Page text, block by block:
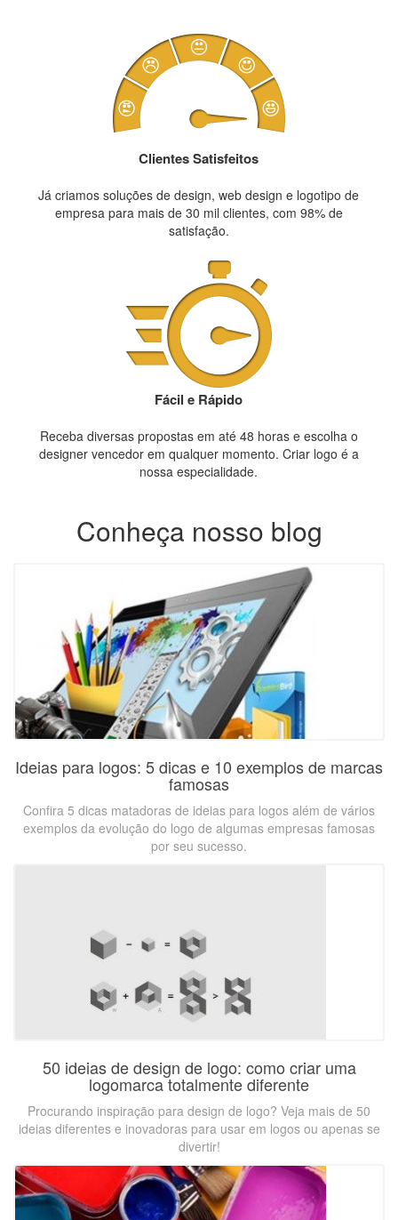
Clientes Satisfeitos
Já criamos soluções de design, web design e logotipo de
empresa para mais de 30 mil clientes, com 98% de
satisfação.
Fácil e Rápido
Receba diversas propostas em até 48 horas e escolha o
designer vencedor em qualquer momento. Criar logo é a
nossa especialidade.
Conheça nosso blog
Ideias para logos: 5 dicas e 10 exemplos de marcas
famosas
Confira 5 dicas matadoras de ideias para logos além de vários
exemplos da evolução do logo de algumas empresas famosas
por seu sucesso.
50 ideias de design de logo: como criar uma
logomarca totalmente diferente
Procurando inspiração para design de logo? Veja mais de 50
ideias diferentes e inovadoras para usar em logos ou apenas se
divertir!